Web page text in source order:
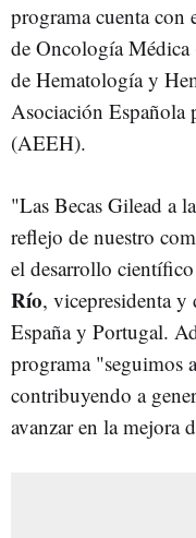
programa cuenta con
de Oncología
de Hematología y
Asociación Española
(AEEH).
"Las Becas Gilead a
reflejo de nuestro
el desarrollo
Río, vicepresidenta y
España y Portugal.
programa "seguimos
contribuyendo a
avanzar en la mejora